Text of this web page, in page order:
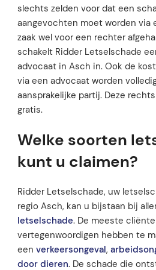
slechts zelden voor dat een
aangevochten moet worden via
zaak wel voor een rechter
schakelt Ridder Letselschade
advocaat in Asch in. Ook de
via een advocaat worden
aansprakelijke partij. Deze
gratis.
Welke soorten
kunt u claimen?
Ridder Letselschade, uw
regio Asch, kan u bijstaan bij
letselschade. De meeste
vertegenwoordigen hebben te
een verkeersongeval,
door dieren. De schade die